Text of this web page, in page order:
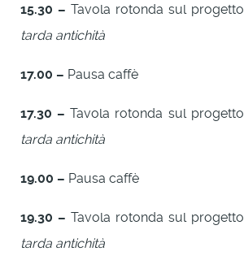
15.30 – Tavola rotonda sul progetto
tarda antichità
17.00 – Pausa caffè
17.30 – Tavola rotonda sul progetto
tarda antichità
19.00 – Pausa caffè
19.30 – Tavola rotonda sul progetto
tarda antichità